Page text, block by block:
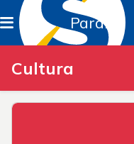
Paraná
Cultura